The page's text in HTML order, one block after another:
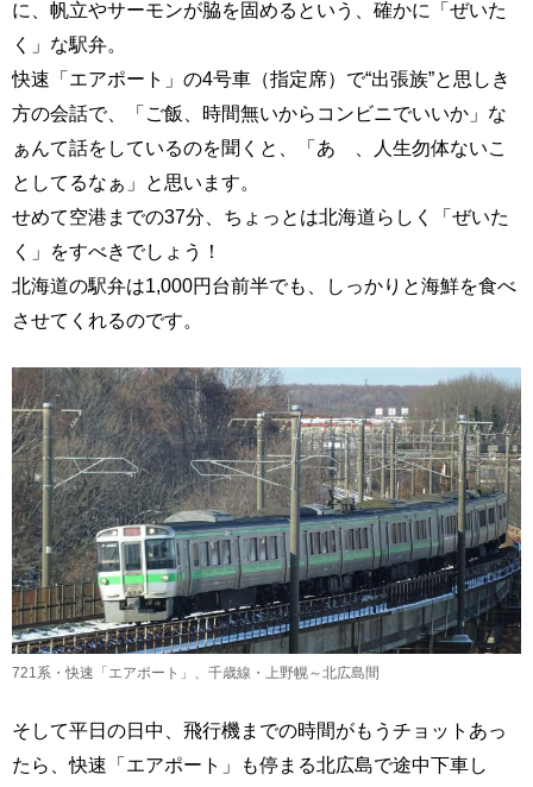
に、帆立やサーモンが脇を固めるという、確かに「ぜいた
く」な駅弁。
快速「エアポート」の4号車（指定席）で“出張族”と思しき
方の会話で、「ご飯、時間無いからコンビニでいいか」な
ぁんて話をしているのを聞くと、「あゝ、人生勿体ないこ
としてるなぁ」と思います。
せめて空港までの37分、ちょっとは北海道らしく「ぜいた
く」をすべきでしょう！
北海道の駅弁は1,000円台前半でも、しっかりと海鮮を食べ
させてくれるのです。
721系・快速「エアポート」、千歳線・上野幌～北広島間
そして平日の日中、飛行機までの時間がもうチョットあっ
たら、快速「エアポート」も停まる北広島で途中下車し